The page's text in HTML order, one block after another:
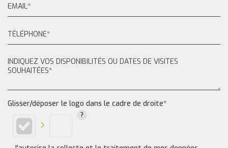
Glisser/déposer le logo dans le cadre de droite*